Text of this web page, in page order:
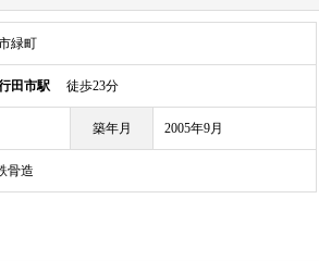
緑町
田市駅 徒歩23分
築年月 2005年9月
骨造